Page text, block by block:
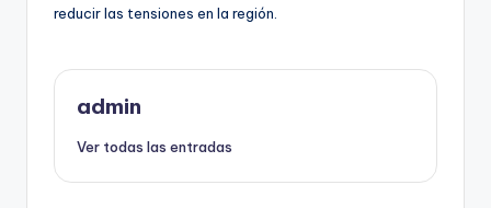
reducir las tensiones en la región.
admin
Ver todas las entradas